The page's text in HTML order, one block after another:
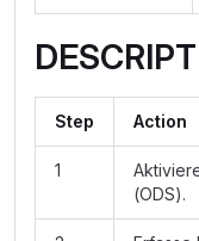
Step Action
1
(ODS).